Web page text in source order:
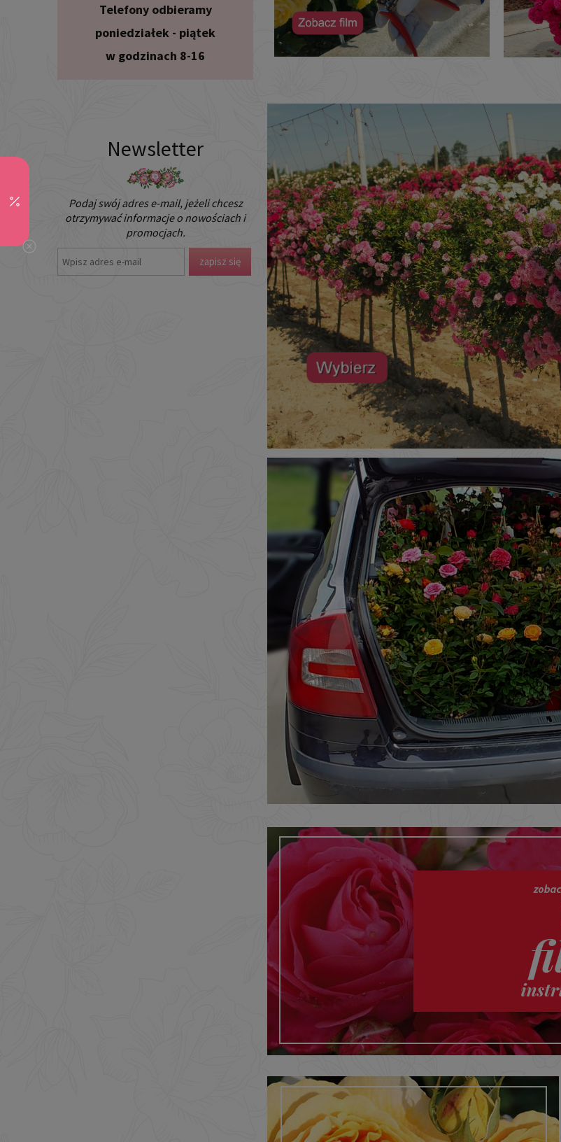
Telefony odbieramy
poniedziałek - piątek
w godzinach 8-16
Newsletter
Podaj swój adres e-mail, jeżeli chcesz
otrzymywać informacje o nowościach i
promocjach.
zapisz się